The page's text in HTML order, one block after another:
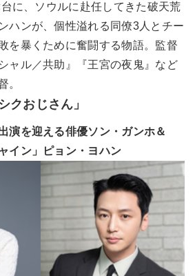
に、ソウルに赴任してきた破天荒
ハンが、個性溢れる同僚3人とチー
を暴くために奮闘する物語。監督
ャル／共助』『王宮の夜鬼』など
。
クおじさん」
演を迎える俳優ソン・ガンホ＆
イン」ピョン・ヨハン